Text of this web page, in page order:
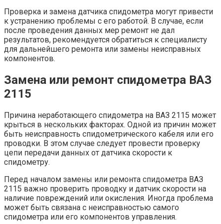
Проверка и замена датчика спидометра могут привести
к устранению проблемы с его работой. В случае, если
после проведения данных мер ремонт не дал
результатов, рекомендуется обратиться к специалисту
для дальнейшего ремонта или замены неисправных
компонентов.
Замена или ремонт спидометра ВАЗ
2115
Причина неработающего спидометра на ВАЗ 2115 может
крыться в нескольких факторах. Одной из причин может
быть неисправность спидометрического кабеля или его
проводки. В этом случае следует провести проверку
цепи передачи данных от датчика скорости к
спидометру.
Перед началом замены или ремонта спидометра ВАЗ
2115 важно проверить проводку и датчик скорости на
наличие повреждений или окисления. Иногда проблема
может быть связана с неисправностью самого
спидометра или его компонентов управления.